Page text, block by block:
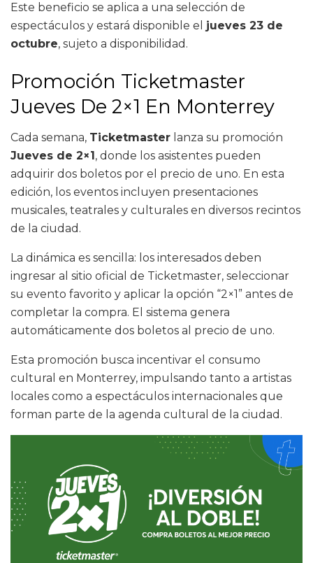
Este beneficio se aplica a una selección de
espectáculos y estará disponible el jueves 23 de
octubre, sujeto a disponibilidad.
Promoción Ticketmaster
Jueves De 2×1 En Monterrey
Cada semana, Ticketmaster lanza su promoción
Jueves de 2×1 , donde los asistentes pueden
adquirir dos boletos por el precio de uno. En esta
edición, los eventos incluyen presentaciones
musicales, teatrales y culturales en diversos recintos
de la ciudad.
La dinámica es sencilla: los interesados deben
ingresar al sitio oficial de Ticketmaster, seleccionar
su evento favorito y aplicar la opción “2×1” antes de
completar la compra. El sistema genera
automáticamente dos boletos al precio de uno.
Esta promoción busca incentivar el consumo
cultural en Monterrey, impulsando tanto a artistas
locales como a espectáculos internacionales que
forman parte de la agenda cultural de la ciudad.